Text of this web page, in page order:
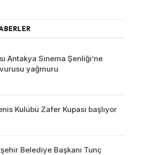
Antakya Sinema Şenliği’ne
yağmuru
Kulübü Zafer Kupası başlıyor
Belediye Başkanı Tunç